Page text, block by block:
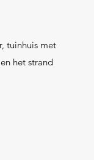
tuinhuis met
het strand